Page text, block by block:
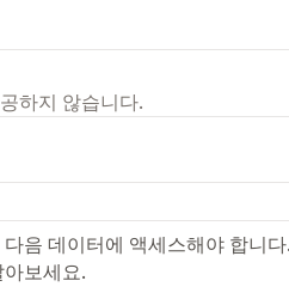
하지 않습니다.
음 데이터에 액세스해야 합니
보세요.